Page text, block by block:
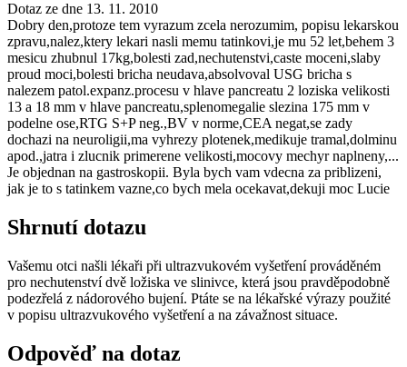
Dotaz ze dne 13. 11. 2010
Dobry den,protoze tem vyrazum zcela nerozumim, popisu lekarskou
zpravu,nalez,ktery lekari nasli memu tatinkovi,je mu 52 let,behem 3
mesicu zhubnul 17kg,bolesti zad,nechutenstvi,caste moceni,slaby
proud moci,bolesti bricha neudava,absolvoval USG bricha s
nalezem patol.expanz.procesu v hlave pancreatu 2 loziska velikosti
13 a 18 mm v hlave pancreatu,splenomegalie slezina 175 mm v
podelne ose,RTG S+P neg.,BV v norme,CEA negat,se zady
dochazi na neuroligii,ma vyhrezy plotenek,medikuje tramal,dolminu
apod.,jatra i zlucnik primerene velikosti,mocovy mechyr naplneny,...
Je objednan na gastroskopii. Byla bych vam vdecna za priblizeni,
jak je to s tatinkem vazne,co bych mela ocekavat,dekuji moc Lucie
Shrnutí dotazu
Vašemu otci našli lékaři při ultrazvukovém vyšetření prováděném
pro nechutenství dvě ložiska ve slinivce, která jsou pravděpodobně
podezřelá z nádorového bujení. Ptáte se na lékařské výrazy použité
v popisu ultrazvukového vyšetření a na závažnost situace.
Odpověď na dotaz